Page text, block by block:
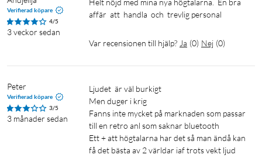
Verifierad köpare
4/5
3 veckor sedan
Helt nöjd med mina nya högtalarna.  En bra
affär  att  handla  och  trevlig personal
Var recensionen till hjälp? Ja (0) Nej (0)
Peter
Verifierad köpare
3/5
3 månader sedan
Ljudet  är väl burkigt
Men duger i krig
Fanns inte mycket på marknaden som passar
till en retro anl som saknar bluetooth
Ett + att högtalarna har det så man ändå kan
få det bästa av 2 världar iaf trots vekt ljud